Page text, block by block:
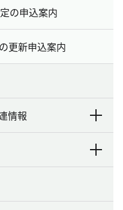
の申込案内
更新申込案内
情報